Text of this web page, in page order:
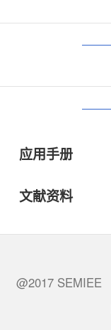
应用手册
文献资料
@2017 SEMIEE